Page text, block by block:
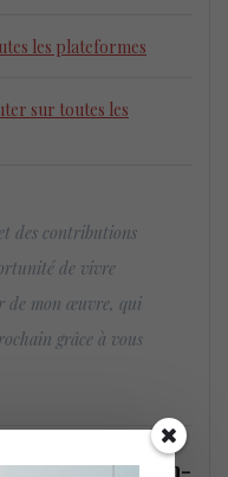
les plateformes
sur toutes les
des contributions
de vivre
de mon œuvre, qui
grâce à vous
avec Jonathan-